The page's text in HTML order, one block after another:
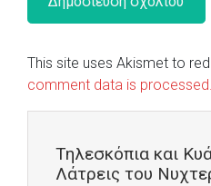
This site uses Akismet to
comment data is processed.
Τηλεσκόπια και
Λάτρεις του